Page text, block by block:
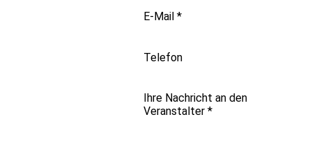
E-Mail *
Telefon
Ihre Nachricht an den
Veranstalter *